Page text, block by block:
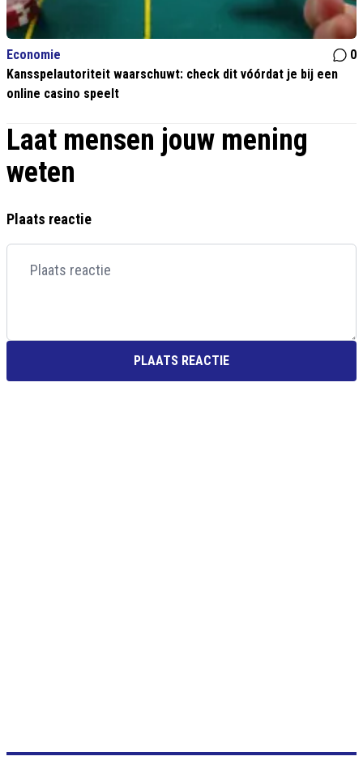
Economie
0
Kansspelautoriteit waarschuwt: check dit vóórdat je bij een
online casino speelt
Laat mensen jouw mening
weten
Plaats reactie
PLAATS REACTIE